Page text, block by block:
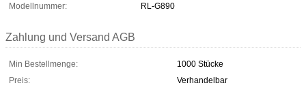
Modellnummer:
RL-G890
Zahlung und Versand AGB
Min Bestellmenge:
1000 Stücke
Preis:
Verhandelbar